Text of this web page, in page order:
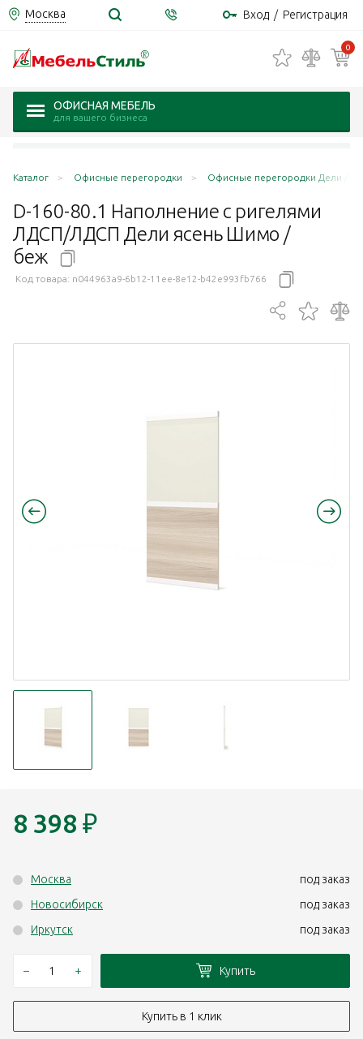
Москва Вход / Регистрация
0
ОФИСНАЯ МЕБЕЛЬ
для вашего бизнеса
Каталог Офисные перегородки Офисные перегородки Дели /
D-160-80.1 Наполнение с ригелями
ЛДСП/ЛДСП Дели ясень Шимо /
беж
Код товара: n044963a9-6b12-11ee-8e12-b42e993fb766
8 398 ₽
Москва
под заказ
Новосибирск
под заказ
Иркутск
под заказ
– + Купить
Купить в 1 клик